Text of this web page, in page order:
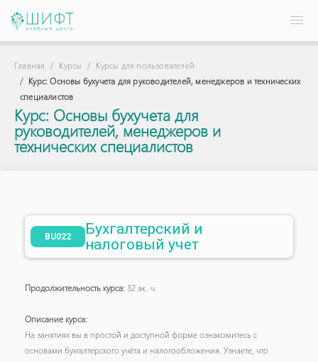
Главная Курсы
Курсы для пользователей
Курс: Основы бухучета для руководителей, менеджеров и технических
специалистов
Курс: Основы бухучета для
руководителей, менеджеров и
технических специалистов
BU022
Бухгалтерский и
налоговый учет
Продолжительность курса: 32 ак. ч.
Описание курса:
На занятиях вы в простой и доступной форме ознакомитесь с
основами бухгалтерского учёта и налогообложения. Узнаете, что